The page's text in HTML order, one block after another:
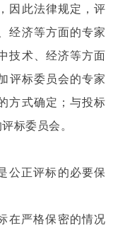
因此法律规定，评
经济等方面的专家
技术、经济等方面
评标委员会的专家
方式确定；与投标
标委员会。
公正评标的必要保
在严格保密的情况